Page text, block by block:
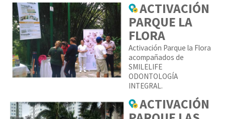
ACTIVACIÓN
PARQUE LA
FLORA
Activación Parque la Flora
acompañados de
SMILELIFE
ODONTOLOGÍA
INTEGRAL.
ACTIVACIÓN